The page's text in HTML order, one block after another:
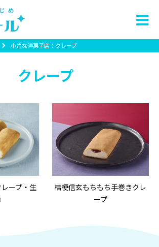
小さな洋菓子店：クレープ
クレープ
ープ・生
桔梗信玄もちもち手巻きクレ
ープ